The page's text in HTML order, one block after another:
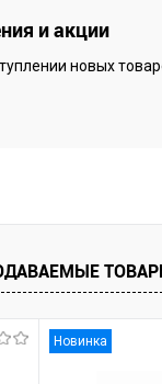
и акции
новых
Новинка